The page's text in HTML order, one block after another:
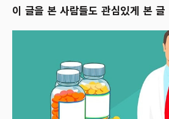
이 글을 본 사람들도 관심있게 본 글